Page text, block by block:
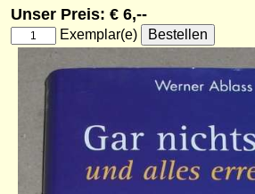
Kontakt
Unser Preis: € 6,--
Exemplar(e)